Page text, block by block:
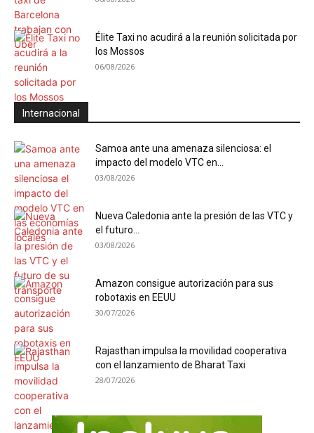
Élite Taxi no acudirá a la reunión solicitada por
los Mossos
06/08/2026
Internacional
Samoa ante una amenaza silenciosa: el
impacto del modelo VTC en...
03/08/2026
Nueva Caledonia ante la presión de las VTC y
el futuro...
03/08/2026
Amazon consigue autorización para sus
robotaxis en EEUU
30/07/2026
Rajasthan impulsa la movilidad cooperativa
con el lanzamiento de Bharat Taxi
28/07/2026